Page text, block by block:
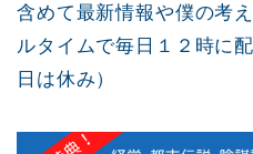
含めて最新情報や僕の考
ルタイムで毎日１２時に
日は休み）